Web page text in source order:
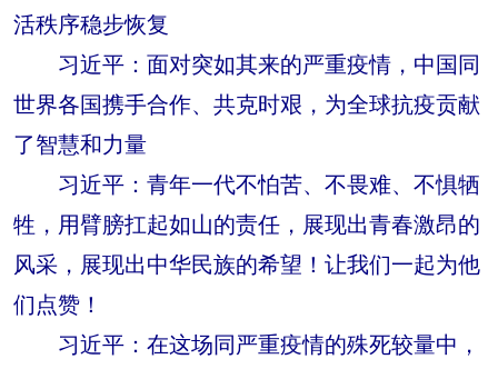
活秩序稳步恢复
习近平：面对突如其来的严重疫情，中国同
世界各国携手合作、共克时艰，为全球抗疫贡献
了智慧和力量
习近平：青年一代不怕苦、不畏难、不惧牺
牲，用臂膀扛起如山的责任，展现出青春激昂的
风采，展现出中华民族的希望！让我们一起为他
们点赞！
习近平：在这场同严重疫情的殊死较量中，